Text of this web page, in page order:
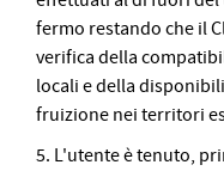
fermo restando che il
verifica della
locali e della
fruizione nei territori
5. L'utente è tenuto,